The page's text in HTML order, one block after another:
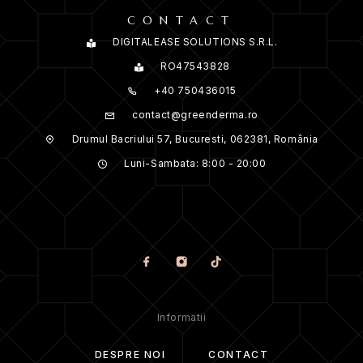
CONTACT
DIGITALEASE SOLUTIONS S.R.L.
RO47543828
+40 750436015
contact@greenderma.ro
Drumul Bacriului 57, Bucuresti, 062381, România
Luni-Sambata: 8:00 - 20:00
Informatii
DESPRE NOI CONTACT